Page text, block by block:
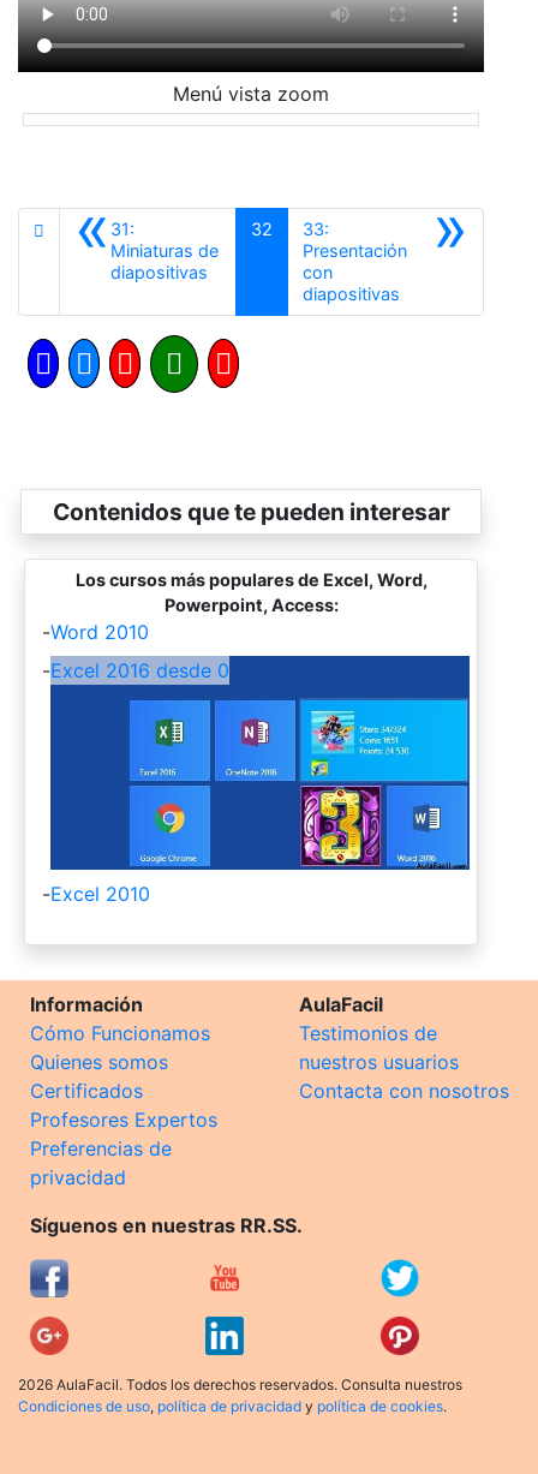
Menú vista zoom
«31:
Miniaturas de
diapositivas
32 »
33:
Presentación
con
diapositivasSiguiente
Contenidos que te pueden interesar
Los cursos más populares de Excel, Word,
Powerpoint, Access:
-Word 2010
-Excel 2016 desde 0
-Excel 2010
Información
Cómo Funcionamos
Quienes somos
Certificados
Profesores Expertos
Preferencias de
privacidad
AulaFacil
Testimonios de
nuestros usuarios
Contacta con nosotros
Síguenos en nuestras RR.SS.
2026 AulaFacil. Todos los derechos reservados. Consulta nuestros
Condiciones de uso, política de privacidad y política de cookies.